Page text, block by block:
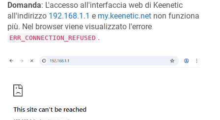
Domanda: L'accesso all'interfaccia web di Keenetic
all'indirizzo 192.168.1.1 e my.keenetic.net non funziona
più. Nel browser viene visualizzato l'errore
ERR_CONNECTION_REFUSED .